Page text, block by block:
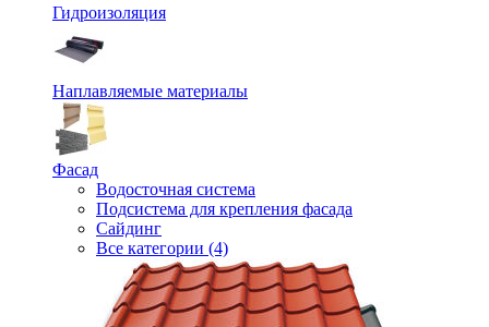
Гидроизоляция
Наплавляемые материалы
Фасад
Водосточная система
Подсистема для крепления фасада
Сайдинг
Все категории (4)